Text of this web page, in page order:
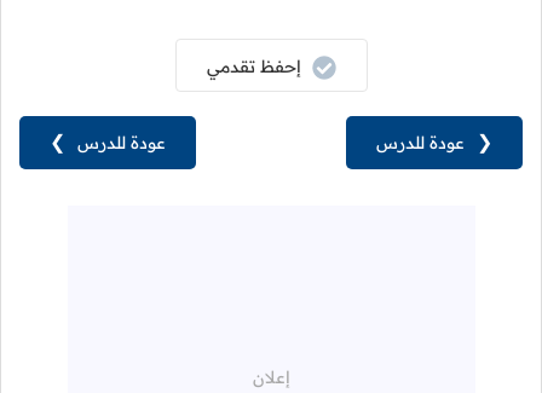
عودة للدرس ❯
إحفظ تقدمي
❮ عودة للدرس